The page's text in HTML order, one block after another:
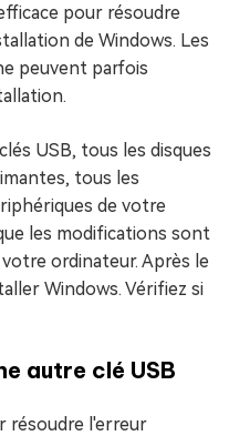
pour résoudre
de Windows. Les
peuvent parfois
USB, tous les disques
tous les
de votre
les modifications sont
ordinateur. Après le
Windows. Vérifiez si
autre clé USB
résoudre l'erreur